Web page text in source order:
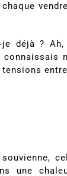
déjà ?
tensions
une